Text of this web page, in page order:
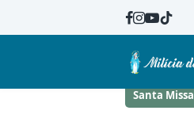
Santa Missa